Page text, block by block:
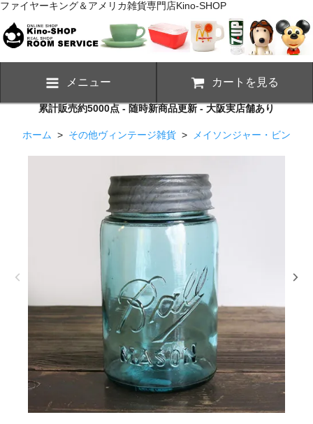
ファイヤーキング＆アメリカ雑貨専門店Kino-SHOP
メニュー カートを見る
累計販売約5000点 - 随時新商品更新 - 大阪実店舗あり
ホーム > その他ヴィンテージ雑貨 > メイソンジャー・ビン